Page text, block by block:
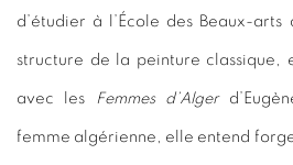
d’étudier à l’École des Beaux-
structure de la peinture classique,
avec les Femmes d’Alger
femme algérienne, elle entend